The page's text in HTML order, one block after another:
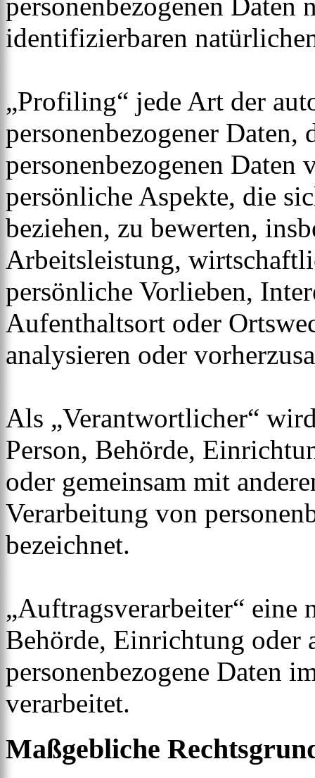
identifizierbaren
„Profiling“ jede Art der
personenbezogener Daten,
personenbezogenen Daten
persönliche Aspekte, die
beziehen, zu bewerten,
Arbeitsleistung,
persönliche Vorlieben,
Aufenthaltsort oder
analysieren oder
Als „Verantwortlicher“
Person, Behörde,
oder gemeinsam mit
Verarbeitung von
bezeichnet.
„Auftragsverarbeiter“ eine
Behörde, Einrichtung oder
personenbezogene Daten
verarbeitet.
Maßgebliche